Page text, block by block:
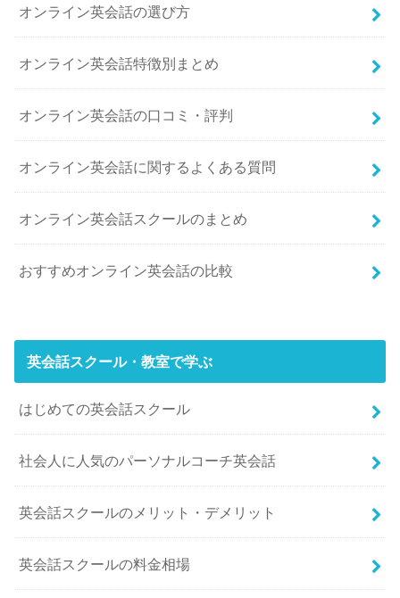
オンライン英会話の選び方
オンライン英会話特徴別まとめ
オンライン英会話の口コミ・評判
オンライン英会話に関するよくある質問
オンライン英会話スクールのまとめ
おすすめオンライン英会話の比較
英会話スクール・教室で学ぶ
はじめての英会話スクール
社会人に人気のパーソナルコーチ英会話
英会話スクールのメリット・デメリット
英会話スクールの料金相場